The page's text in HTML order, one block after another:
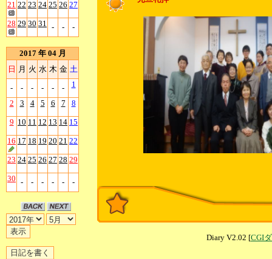
21 22 23 24 25 26 27
28 29 30 31 - - -
2017 年 04 月
日 月 火 水 木 金 土
- - - - - - 1
2 3 4 5 6 7 8
9 10 11 12 13 14 15
16 17 18 19 20 21 22
23 24 25 26 27 28 29
30 - - - - - -
Diary V2.02 [CGI